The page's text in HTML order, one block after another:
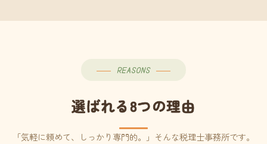
REASONS
選ばれる8つの理由
「気軽に頼めて、しっかり専門的。」そんな税理士事務所です。